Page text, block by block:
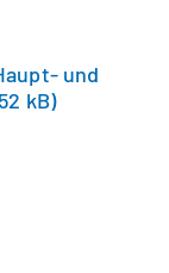
und
kB